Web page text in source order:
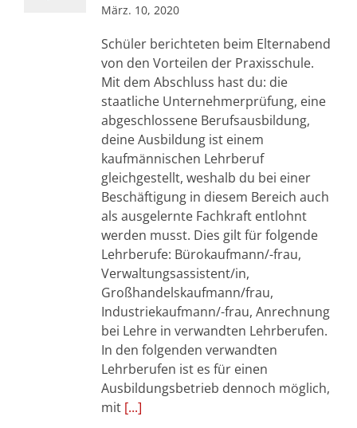
März. 10, 2020
Schüler berichteten beim Elternabend
von den Vorteilen der Praxisschule.
Mit dem Abschluss hast du: die
staatliche Unternehmerprüfung, eine
abgeschlossene Berufsausbildung,
deine Ausbildung ist einem
kaufmännischen Lehrberuf
gleichgestellt, weshalb du bei einer
Beschäftigung in diesem Bereich auch
als ausgelernte Fachkraft entlohnt
werden musst. Dies gilt für folgende
Lehrberufe: Bürokaufmann/-frau,
Verwaltungsassistent/in,
Großhandelskaufmann/frau,
Industriekaufmann/-frau, Anrechnung
bei Lehre in verwandten Lehrberufen.
In den folgenden verwandten
Lehrberufen ist es für einen
Ausbildungsbetrieb dennoch möglich,
mit [...]